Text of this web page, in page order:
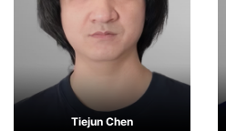
Tiejun Chen